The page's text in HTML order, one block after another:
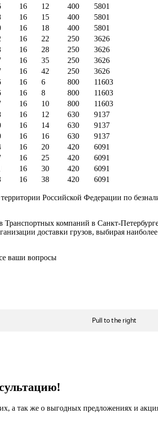
16 12 400
5801
16 15 400
5801
16 18 400
5801
16 22 250
3626
16 28 250
3626
16 35 250
3626
16 42 250
3626
16 6 800
11603
16 8 800
11603
16 10 800
11603
16 12 630
9137
16 14 630
9137
16 16 630
9137
16 20 420
6091
16 25 420
6091
16 30 420
6091
16 38 420 6091
Российской Федерации по
Транспортных компаний в Санкт-
доставки грузов, выбирая
ваши вопросы
а так же о выгодных предложениях и